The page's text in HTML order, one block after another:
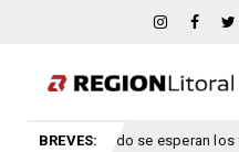
BREVES:
cuándo se esperan los